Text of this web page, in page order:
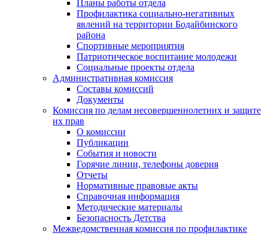
Планы работы отдела
Профилактика социально-негативных
явлений на территории Бодайбинского
района
Спортивные мероприятия
Патриотическое воспитание молодежи
Социальные проекты отдела
Административная комиссия
Составы комиссий
Документы
Комиссия по делам несовершеннолетних и защите
их прав
О комиссии
Публикации
События и новости
Горячие линии, телефоны доверия
Отчеты
Нормативные правовые акты
Справочная информация
Методические материалы
Безопасность Детства
Межведомственная комиссия по профилактике